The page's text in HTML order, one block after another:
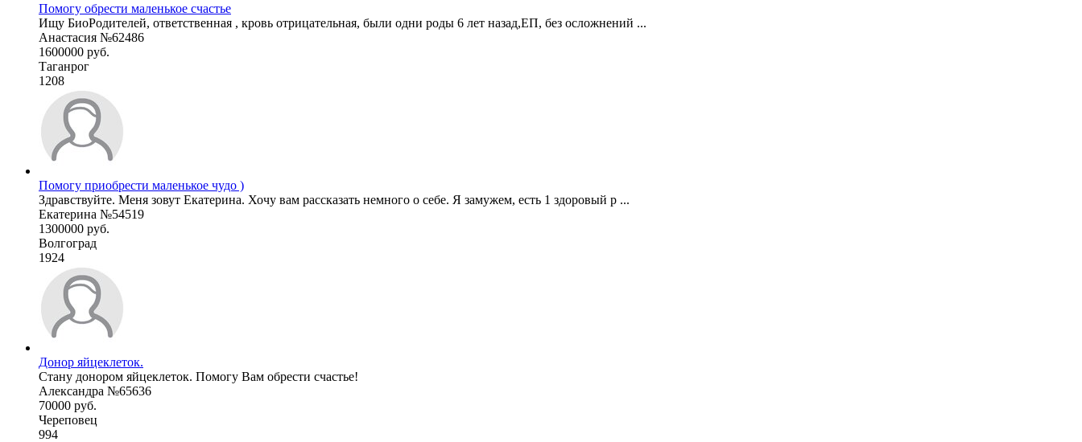
Помогу обрести маленькое счастье
Ищу БиоРодителей, ответственная , кровь отрицательная, были одни роды 6 лет назад,ЕП, без осложнений ...
Анастасия №62486
1600000 руб.
Таганрог
1208
Помогу приобрести маленькое чудо )
Здравствуйте. Меня зовут Екатерина. Хочу вам рассказать немного о себе. Я замужем, есть 1 здоровый р ...
Екатерина №54519
1300000 руб.
Волгоград
1924
Донор яйцеклеток.
Стану донором яйцеклеток. Помогу Вам обрести счастье!
Александра №65636
70000 руб.
Череповец
994